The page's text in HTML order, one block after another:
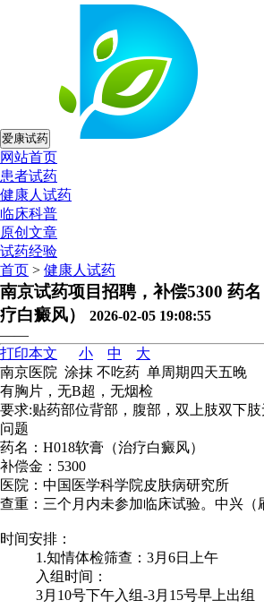
爱康试药
网站首页
患者试药
健康人试药
临床科普
原创文章
试药经验
首页 > 健康人试药
南京试药项目招聘，补偿5300 药
疗白癜风）
2026-02-05 19:08:55
——
打印本文
小 中
大
南京医院 涂抹 不吃药 单周期四天五晚
有胸片，无B超，无烟检
要求:贴药部位背部，腹部，双上肢双下
问题
药名：H018软膏（治疗白癜风）
补偿金：5300
医院：中国医学科学院皮肤病研究所
查重：三个月内未参加临床试验。中兴（
时间安排：
1.知情体检筛查：3月6日上午
入组时间：
3月10号下午入组-3月15号早上出组